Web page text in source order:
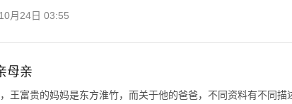
月24日 03:55
母亲
王富贵的妈妈是东方淮竹，而关于他的爸爸，不同资料有不同描